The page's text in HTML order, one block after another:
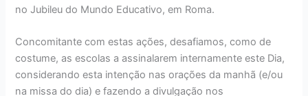
no Jubileu do Mundo Educativo, em Roma.
Concomitante com estas ações, desafiamos, como de
costume, as escolas a assinalarem internamente este Dia,
considerando esta intenção nas orações da manhã (e/ou
na missa do dia) e fazendo a divulgação nos